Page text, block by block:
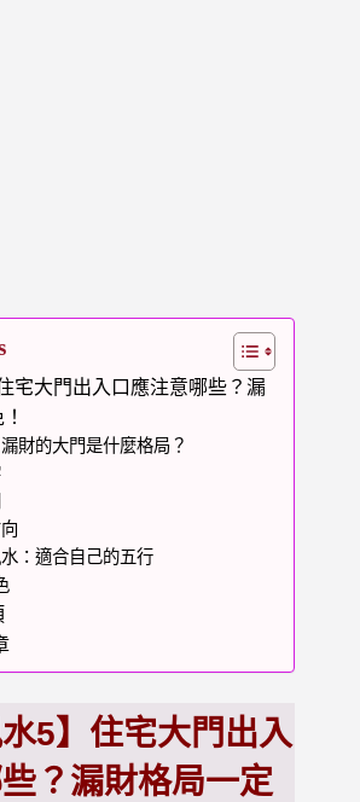
宅大門出入口應注意哪些？漏
財的大門是什麼格局？
：適合自己的五行
水5】住宅大門出入
？漏財格局一定